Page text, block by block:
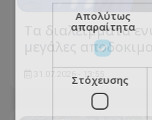
Τα διαλείμματα
μεγάλες
31.07.2026 - 13:55
Απολύτως
απαραίτητα
Στόχευσης